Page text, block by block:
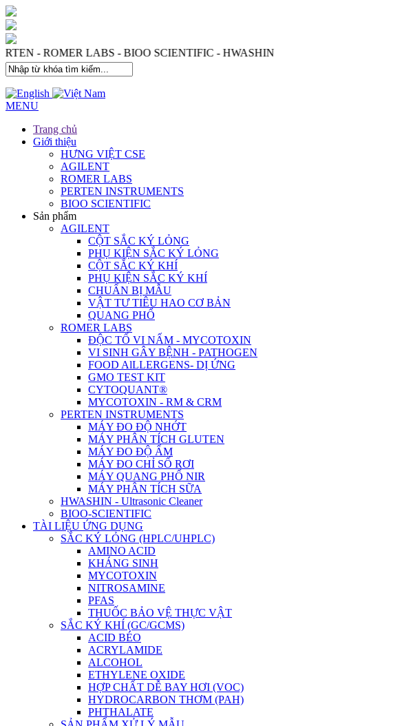
- PERTEN - ROMER LABS - BIOO SCIENTIFIC - HWASHIN
MENU
Trang chủ
Giới thiệu
HƯNG VIỆT CSE
AGILENT
ROMER LABS
PERTEN INSTRUMENTS
BIOO SCIENTIFIC
Sản phẩm
AGILENT
CỘT SẮC KÝ LỎNG
PHỤ KIỆN SẮC KÝ LỎNG
CỘT SẮC KÝ KHÍ
PHỤ KIỆN SẮC KÝ KHÍ
CHUẨN BỊ MẪU
VẬT TƯ TIÊU HAO CƠ BẢN
QUANG PHỔ
ROMER LABS
ĐỘC TỐ VI NẤM - MYCOTOXIN
VI SINH GÂY BỆNH - PATHOGEN
FOOD AlLLERGENS- DỊ ỨNG
GMO TEST KIT
CYTOQUANT®
MYCOTOXIN - RM & CRM
PERTEN INSTRUMENTS
MÁY ĐO ĐỘ NHỚT
MÁY PHÂN TÍCH GLUTEN
MÁY ĐO ĐỘ ẨM
MÁY ĐO CHỈ SỐ RƠI
MÁY QUANG PHỔ NIR
MÁY PHÂN TÍCH SỮA
HWASHIN - Ultrasonic Cleaner
BIOO-SCIENTIFIC
TÀI LIỆU ỨNG DỤNG
SẮC KÝ LỎNG (HPLC/UHPLC)
AMINO ACID
KHÁNG SINH
MYCOTOXIN
NITROSAMINE
PFAS
THUỐC BẢO VỆ THỰC VẬT
SẮC KÝ KHÍ (GC/GCMS)
ACID BÉO
ACRYLAMIDE
ALCOHOL
ETHYLENE OXIDE
HỢP CHẤT DỄ BAY HƠI (VOC)
HYDROCARBON THƠM (PAH)
PHTHALATE